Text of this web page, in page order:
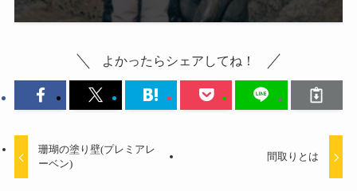
よかったらシェアしてね！
珊瑚の塗り壁(プレミアレ
ーベン)
間取りとは